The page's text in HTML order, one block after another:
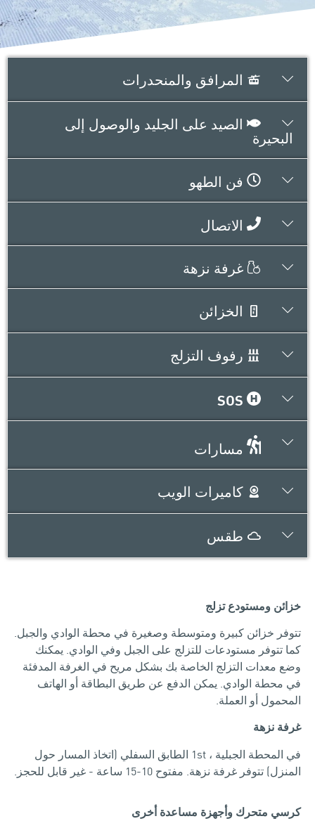
المرافق والمنحدرات
الصيد على الجليد والوصول إلى
البحيرة
فن الطهو
الاتصال
غرفة نزهة
الخزائن
رفوف التزلج
SOS
مسارات
كاميرات الويب
طقس
خزائن ومستودع تزلج
تتوفر خزائن كبيرة ومتوسطة وصغيرة في محطة الوادي والجبل.
كما تتوفر مستودعات للتزلج على الجبل وفي الوادي. يمكنك
وضع معدات التزلج الخاصة بك بشكل مريح في الغرفة المدفئة
في محطة الوادي. يمكن الدفع عن طريق البطاقة أو الهاتف
المحمول أو العملة.
غرفة نزهة
في المحطة الجبلية ، 1st الطابق السفلي (اتخاذ المسار حول
المنزل) تتوفر غرفة نزهة. مفتوح 10-15 ساعة - غير قابل للحجز.
كرسي متحرك وأجهزة مساعدة أخرى